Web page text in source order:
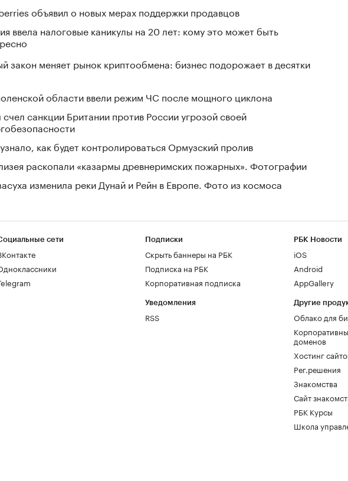
объявил о новых мерах поддержки продавцов
ввела налоговые каникулы на 20 лет: кому это может быть
закон меняет рынок криптообмена: бизнес подорожает в десятки
области ввели режим ЧС после мощного циклона
счел санкции Британии против России угрозой своей
как будет контролироваться Ормузский пролив
раскопали «казармы древнеримских пожарных». Фотографии
изменила реки Дунай и Рейн в Европе. Фото из космоса
сети Подписки
Скрыть баннеры на РБК
Подписка на РБК
Корпоративная подписка
Уведомления
RSS
РБК Новости
iOS
Android
AppGallery
Другие
Облако для
доменов
Хостинг
Рег.решения
Знакомства
Сайт
РБК Курсы
Школа